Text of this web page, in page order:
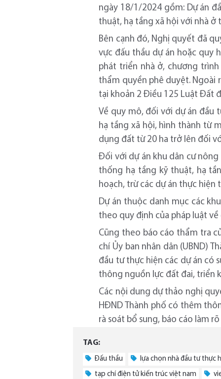
ngày 18/1/2024 gồm: Dự án
thuật, hạ tầng xã hội với nhà ở
Bên cạnh đó, Nghị quyết đã
vực đấu thầu dự án hoặc quy
phát triển nhà ở, chương
thẩm quyền phê duyệt. Ngoài
tại khoản 2 Điều 125 Luật Đất
Về quy mô, đối với dự án đầu
hạ tầng xã hội, hình thành từ
dụng đất từ 20 ha trở lên đối
Đối với dự án khu dân cư
thống hạ tầng kỹ thuật, hạ
hoạch, trừ các dự án thực
Dự án thuộc danh mục các
theo quy định của pháp luật về
Cũng theo báo cáo thẩm tra
chí Ủy ban nhân dân (UBND)
đầu tư thực hiện các dự án có
thông nguồn lực đất đai, triển
Các nội dung dự thảo nghị
HĐND Thành phố có thêm
rà soát bổ sung, báo cáo làm
TAG:
Đấu thầu lựa chọn nhà đầu tư thực
tạp chí điện tử kiến trúc việt nam